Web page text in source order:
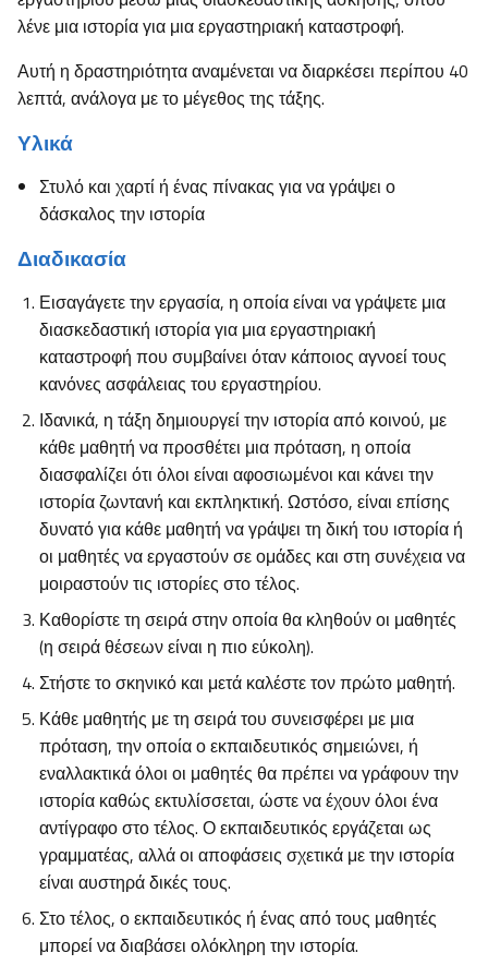
λένε μια ιστορία για μια εργαστηριακή καταστροφή.
Αυτή η δραστηριότητα αναμένεται να διαρκέσει περίπου 40
λεπτά, ανάλογα με το μέγεθος της τάξης.
Υλικά
Στυλό και χαρτί ή ένας πίνακας για να γράψει ο
δάσκαλος την ιστορία
Διαδικασία
Εισαγάγετε την εργασία, η οποία είναι να γράψετε μια
διασκεδαστική ιστορία για μια εργαστηριακή
καταστροφή που συμβαίνει όταν κάποιος αγνοεί τους
κανόνες ασφάλειας του εργαστηρίου.
Ιδανικά, η τάξη δημιουργεί την ιστορία από κοινού, με
κάθε μαθητή να προσθέτει μια πρόταση, η οποία
διασφαλίζει ότι όλοι είναι αφοσιωμένοι και κάνει την
ιστορία ζωντανή και εκπληκτική. Ωστόσο, είναι επίσης
δυνατό για κάθε μαθητή να γράψει τη δική του ιστορία ή
οι μαθητές να εργαστούν σε ομάδες και στη συνέχεια να
μοιραστούν τις ιστορίες στο τέλος.
Καθορίστε τη σειρά στην οποία θα κληθούν οι μαθητές
(η σειρά θέσεων είναι η πιο εύκολη).
Στήστε το σκηνικό και μετά καλέστε τον πρώτο μαθητή.
Κάθε μαθητής με τη σειρά του συνεισφέρει με μια
πρόταση, την οποία ο εκπαιδευτικός σημειώνει, ή
εναλλακτικά όλοι οι μαθητές θα πρέπει να γράφουν την
ιστορία καθώς εκτυλίσσεται, ώστε να έχουν όλοι ένα
αντίγραφο στο τέλος. Ο εκπαιδευτικός εργάζεται ως
γραμματέας, αλλά οι αποφάσεις σχετικά με την ιστορία
είναι αυστηρά δικές τους.
Στο τέλος, ο εκπαιδευτικός ή ένας από τους μαθητές
μπορεί να διαβάσει ολόκληρη την ιστορία.